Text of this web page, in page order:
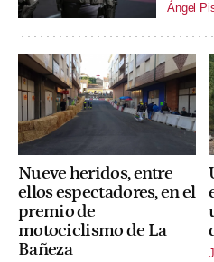
Ángel
Nueve heridos, entre
ellos espectadores, en el
premio de
motociclismo de La
Bañeza